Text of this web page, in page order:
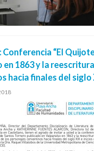
Conferencia “El
1863 y la
hacia finales del siglo